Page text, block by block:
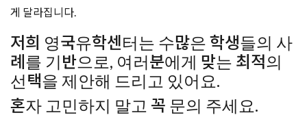
게 달라집니다.
저희 영국유학센터는 수많은 학생들의 사
례를 기반으로, 여러분에게 맞는 최적의
선택을 제안해 드리고 있어요.
혼자 고민하지 말고 꼭 문의 주세요.